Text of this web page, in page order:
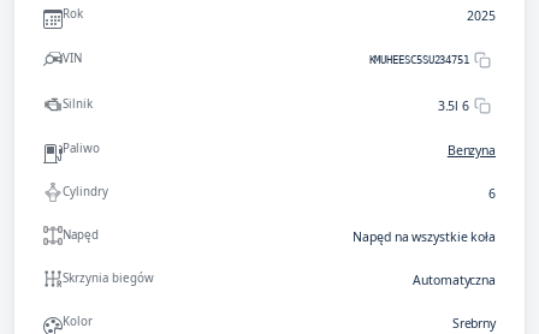
Rok 2025
VIN KMUHEESC5SU234751
Silnik 3.5l 6
Paliwo Benzyna
Cylindry 6
Napęd Napęd na wszystkie koła
Skrzynia biegów Automatyczna
Kolor Srebrny